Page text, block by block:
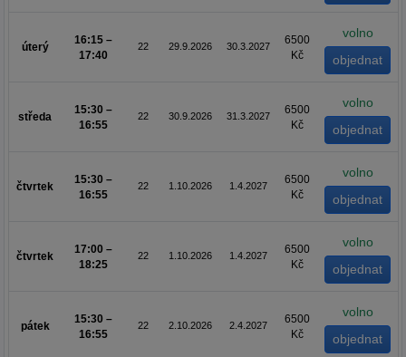
úterý
16:15 –
17:40
22 29.9.2026 30.3.2027
6500
Kč
volno
středa
15:30 –
16:55
22 30.9.2026 31.3.2027
6500
Kč
volno
čtvrtek
15:30 –
16:55
22 1.10.2026 1.4.2027
6500
Kč
volno
čtvrtek
17:00 –
18:25
22 1.10.2026 1.4.2027
6500
Kč
volno
pátek
15:30 –
16:55
22 2.10.2026 2.4.2027
6500
Kč
volno